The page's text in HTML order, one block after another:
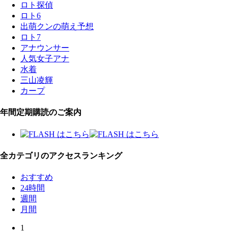
ロト探偵
ロト6
出萌クンの萌え予想
ロト7
アナウンサー
人気女子アナ
水着
三山凌輝
カープ
年間定期購読のご案内
全カテゴリのアクセスランキング
おすすめ
24時間
週間
月間
1